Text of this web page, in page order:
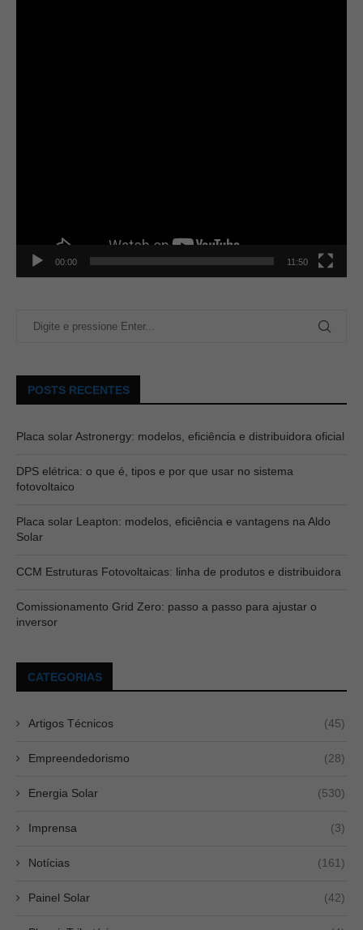
00:00 11:50
POSTS RECENTES
Placa solar Astronergy: modelos, eficiência e distribuidora oficial
DPS elétrica: o que é, tipos e por que usar no sistema
fotovoltaico
Placa solar Leapton: modelos, eficiência e vantagens na Aldo
Solar
CCM Estruturas Fotovoltaicas: linha de produtos e distribuidora
Comissionamento Grid Zero: passo a passo para ajustar o
inversor
CATEGORIAS
Artigos Técnicos (45)
Empreendedorismo (28)
Energia Solar (530)
Imprensa (3)
Notícias (161)
Painel Solar (42)